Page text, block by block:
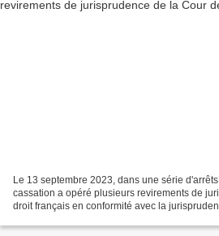
Le 13 septembre 2023, dans une série
cassation a opéré plusieurs revirements de
droit français en conformité avec la